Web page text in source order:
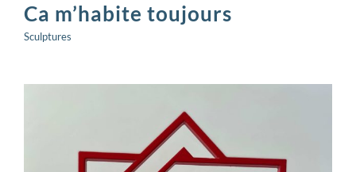
Ca m’habite toujours
Sculptures